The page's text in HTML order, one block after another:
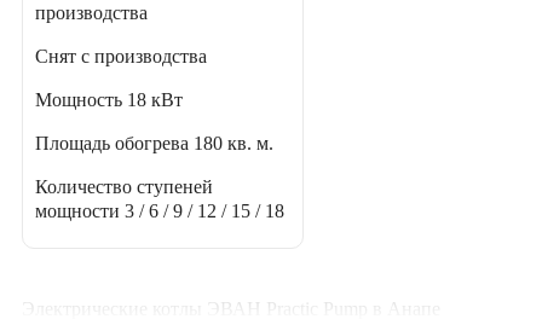
производства
Снят с производства
Мощность 18 кВт
Площадь обогрева 180 кв. м.
Количество ступеней
мощности 3 / 6 / 9 / 12 / 15 / 18
Электрические котлы ЭВАН Practic Pump в Анапе